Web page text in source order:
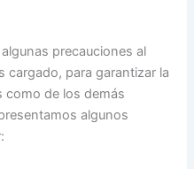
precauciones al
cargado, para garantizar la
como de los demás
algunos